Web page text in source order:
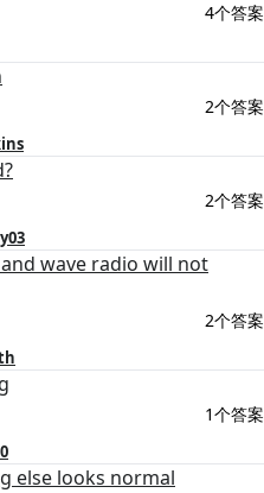
4个答案
2个答案
2个答案
wave radio will not
2个答案
1个答案
else looks normal